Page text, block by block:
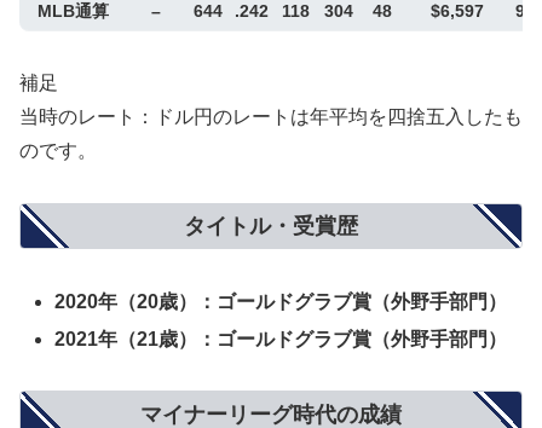
MLB通算 – 644 .242 118 304 48 $6,597 96
補足
当時のレート：ドル円のレートは年平均を四捨五入したも
のです。
タイトル・受賞歴
2020年（20歳）： ゴールドグラブ賞（外野手部門）
2021年（21歳）： ゴールドグラブ賞（外野手部門）
マイナーリーグ時代の成績